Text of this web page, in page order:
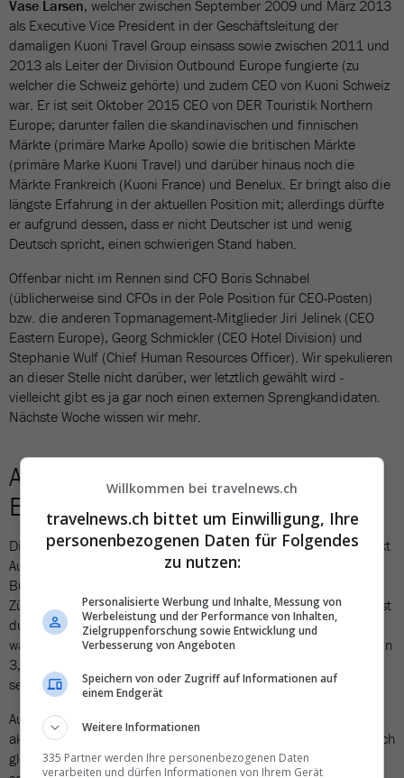
Vase Larsen, welcher zwischen September 2009 und März 2013
als Executive Vice President in der Geschäftsleitung der
damaligen Kuoni Travel Group einsass sowie zwischen 2011 und
2013 als Leiter der Division Outbound Europe fungierte (zu
welcher die Schweiz gehörte) und zudem CEO von Kuoni Schweiz
war. Er ist seit Oktober 2015 CEO von DER Touristik Northern
Europe; darunter fallen die skandinavischen und finnischen
Märkte (primäre Marke Apollo) sowie die britischen Märkte
(primäre Marke Kuoni Travel) und darüber hinaus noch die
Märkte Frankreich (Kuoni France) und Benelux. Er bringt also die
längste Erfahrung in der aktuellen Position mit; allerdings dürfte
er aufgrund dessen, dass er nicht Deutscher ist und wenig
Deutsch spricht, einen schwierigen Stand haben.
Offenbar nicht im Rennen sind CFO Boris Schnabel
(üblicherweise sind CFOs in der Pole Position für CEO-Posten)
bzw. die anderen Topmanagement-Mitglieder Jiri Jelinek (CEO
Eastern Europe), Georg Schmickler (CEO Hotel Division) und
Stephanie Wulf (Chief Human Resources Officer). Wir spekulieren
an dieser Stelle nicht darüber, wer letztlich gewählt wird -
vielleicht gibt es ja gar noch einen externen Sprengkandidaten.
Nächste Woche wissen wir mehr.
Auch in der Schweiz stehen
Entscheidungen an
Die Entscheidung von nächster Woche hat natürlich auch indirekt
Auswirkungen auf die Schweiz - insbesondere, falls Ingo
Burmester zum Zug kommt, welcher Vorgesetzter von Dieter
Zümpel ist. Der beliebte CEO von DER Touristik Suisse hat längst
durchblicken lassen, dass er das Unternehmen verlassen wird -
wann dies der Fall sein wird, behält er jedoch noch für sich. Ob in
3, 6 oder 12 Monaten: Natürlich fragt man sich bereits, wer an
seine Stelle treten wird.
Auch hier dürften die ersten Nachfolgerränge primär aus
aktuellem Personal bestehen. Berechtigte Hoffnungen dürfen sich
gleich mehrere Personen aus der Kuoni-Führungsriege machen,
Willkommen bei travelnews.ch
travelnews.ch bittet um Einwilligung, Ihre
personenbezogenen Daten für Folgendes
zu nutzen:
Personalisierte Werbung und Inhalte, Messung von
Werbeleistung und der Performance von Inhalten,
Zielgruppenforschung sowie Entwicklung und
Verbesserung von Angeboten
Speichern von oder Zugriff auf Informationen auf
einem Endgerät
Weitere Informationen
335 Partner werden Ihre personenbezogenen Daten
verarbeiten und dürfen Informationen von Ihrem Gerät